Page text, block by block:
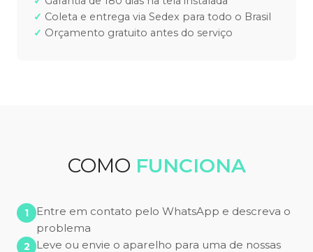
Coleta e entrega via Sedex para todo o Brasil
Orçamento gratuito antes do serviço
COMO FUNCIONA
Entre em contato pelo WhatsApp e descreva o
problema
Leve ou envie o aparelho para uma de nossas